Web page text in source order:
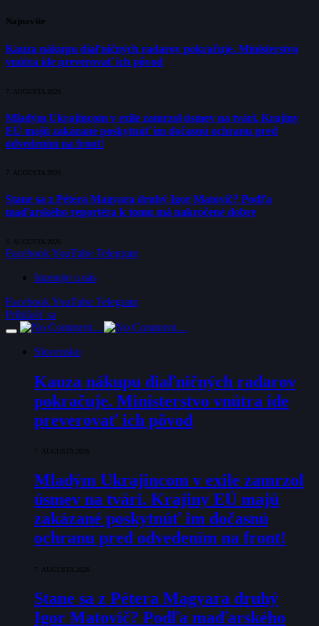
Najnovšie
Kauza nákupu diaľničných radarov pokračuje. Ministerstvo
vnútra ide preverovať ich pôvod
7. AUGUSTA 2026
Mladým Ukrajincom v exile zamrzol úsmev na tvári. Krajiny
EÚ majú zakázané poskytnúť im dočasnú ochranu pred
odvedením na front!
7. AUGUSTA 2026
Stane sa z Pétera Magyara druhý Igor Matovič? Podľa
maďarského reportéra k tomu má nakročené dobre
6. AUGUSTA 2026
FacebookYouTube Telegram
Inzerujte u nás
FacebookYouTube Telegram
Prihlásiť sa
Slovensko
Kauza nákupu diaľničných radarov
pokračuje. Ministerstvo vnútra ide
preverovať ich pôvod
7. AUGUSTA 2026
Mladým Ukrajincom v exile zamrzol
úsmev na tvári. Krajiny EÚ majú
zakázané poskytnúť im dočasnú
ochranu pred odvedením na front!
7. AUGUSTA 2026
Stane sa z Pétera Magyara druhý
Igor Matovič? Podľa maďarského